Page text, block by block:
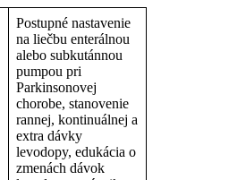
Postupné nastavenie
na liečbu enterálnou
alebo subkutánnou
pumpou pri
Parkinsonovej
chorobe, stanovenie
rannej, kontinuálnej a
extra dávky
levodopy, edukácia o
zmenách dávok